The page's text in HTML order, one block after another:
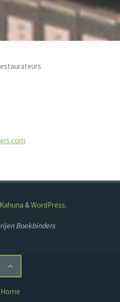
Kahuna &WordPress.
Boekbinders
Home